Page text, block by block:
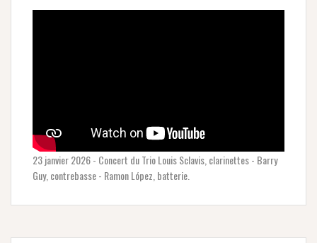
23 janvier 2026 - Concert du Trio Louis Sclavis, clarinettes - Barry
Guy, contrebasse - Ramon López, batterie.